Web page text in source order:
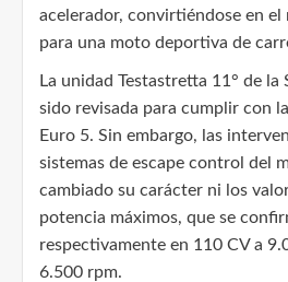
acelerador, convirtiéndose en
para una moto deportiva de
La unidad Testastretta 11° de la
sido revisada para cumplir con
Euro 5. Sin embargo, las
sistemas de escape control del
cambiado su carácter ni los
potencia máximos, que se
respectivamente en 110 CV a
6.500 rpm.